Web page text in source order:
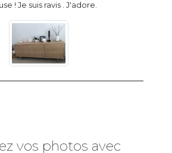
! Je suis ravis . J'adore.
vos photos avec